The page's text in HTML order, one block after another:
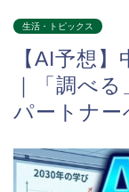
生活・トピックス
【AI予想
｜「調べ
パートナー